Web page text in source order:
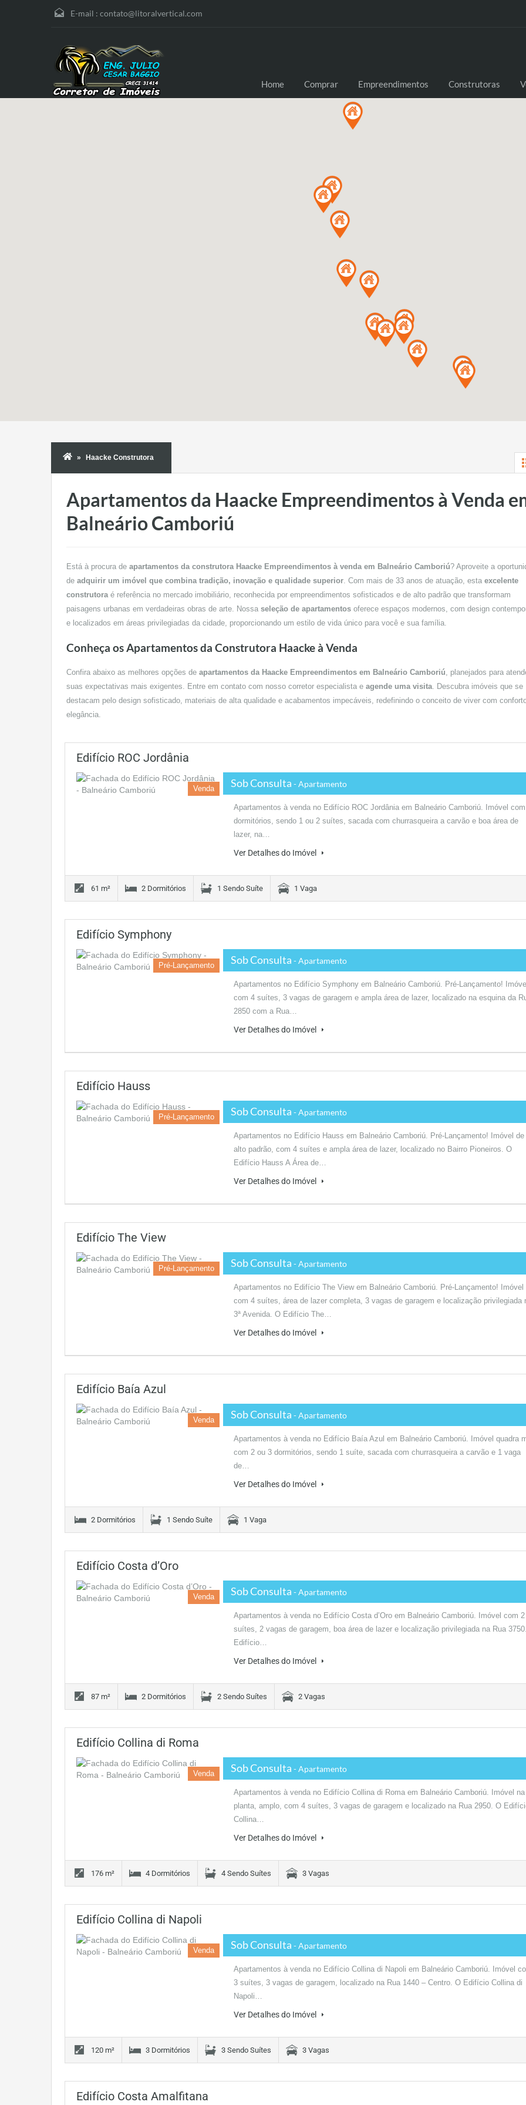
E-mail : contato@litoralvertical.com
Home Comprar Empreendimentos Construtoras
Haacke Construtora
Apartamentos da Haacke Empreendimentos à Venda
Balneário Camboriú
Está à procura de apartamentos da construtora Haacke Empreendimentos à venda em Balneário Camboriú? Aproveite a
de adquirir um imóvel que combina tradição, inovação e qualidade superior . Com mais de 33 anos de atuação, esta excelente
construtora é referência no mercado imobiliário, reconhecida por empreendimentos sofisticados e de alto padrão que transformam
paisagens urbanas em verdadeiras obras de arte. Nossa seleção de apartamentos oferece espaços modernos, com design
e localizados em áreas privilegiadas da cidade, proporcionando um estilo de vida único para você e sua família.
Conheça os Apartamentos da Construtora Haacke à Venda
Confira abaixo as melhores opções de apartamentos da Haacke Empreendimentos em Balneário Camboriú , planejados para
suas expectativas mais exigentes. Entre em contato com nosso corretor especialista e agende uma visita . Descubra imóveis que se
destacam pelo design sofisticado, materiais de alta qualidade e acabamentos impecáveis, redefinindo o conceito de viver com
elegância.
Edifício ROC Jordânia
Venda Sob Consulta - Apartamento
Apartamentos à venda no Edifício ROC Jordânia em Balneário Camboriú. Imóvel
dormitórios, sendo 1 ou 2 suítes, sacada com churrasqueira a carvão e boa área de
lazer, na…
Ver Detalhes do Imóvel
61 m² 2 Dormitórios 1 Sendo Suíte 1 Vaga
Edifício Symphony
Pré-Lançamento Sob Consulta - Apartamento
Apartamentos no Edifício Symphony em Balneário Camboriú. Pré-Lançamento!
com 4 suítes, 3 vagas de garagem e ampla área de lazer, localizado na esquina da
2850 com a Rua…
Ver Detalhes do Imóvel
Edifício Hauss
Pré-Lançamento Sob Consulta - Apartamento
Apartamentos no Edifício Hauss em Balneário Camboriú. Pré-Lançamento! Imóvel de
alto padrão, com 4 suítes e ampla área de lazer, localizado no Bairro Pioneiros. O
Edifício Hauss A Área de…
Ver Detalhes do Imóvel
Edifício The View
Pré-Lançamento Sob Consulta - Apartamento
Apartamentos no Edifício The View em Balneário Camboriú. Pré-Lançamento! Imóvel
com 4 suítes, área de lazer completa, 3 vagas de garagem e localização privilegiada
3ª Avenida. O Edifício The…
Ver Detalhes do Imóvel
Edifício Baía Azul
Venda Sob Consulta - Apartamento
Apartamentos à venda no Edifício Baía Azul em Balneário Camboriú. Imóvel quadra
com 2 ou 3 dormitórios, sendo 1 suíte, sacada com churrasqueira a carvão e 1 vaga
de…
Ver Detalhes do Imóvel
2 Dormitórios 1 Sendo Suíte 1 Vaga
Edifício Costa d’Oro
Venda Sob Consulta - Apartamento
Apartamentos à venda no Edifício Costa d’Oro em Balneário Camboriú. Imóvel com 2
suítes, 2 vagas de garagem, boa área de lazer e localização privilegiada na Rua
Edifício…
Ver Detalhes do Imóvel
87 m² 2 Dormitórios 2 Sendo Suítes 2 Vagas
Edifício Collina di Roma
Venda Sob Consulta - Apartamento
Apartamentos à venda no Edifício Collina di Roma em Balneário Camboriú. Imóvel na
planta, amplo, com 4 suítes, 3 vagas de garagem e localizado na Rua 2950. O
Collina…
Ver Detalhes do Imóvel
176 m² 4 Dormitórios 4 Sendo Suítes 3 Vagas
Edifício Collina di Napoli
Venda Sob Consulta - Apartamento
Apartamentos à venda no Edifício Collina di Napoli em Balneário Camboriú. Imóvel
3 suítes, 3 vagas de garagem, localizado na Rua 1440 – Centro. O Edifício Collina di
Napoli…
Ver Detalhes do Imóvel
120 m² 3 Dormitórios 3 Sendo Suítes 3 Vagas
Edifício Costa Amalfitana